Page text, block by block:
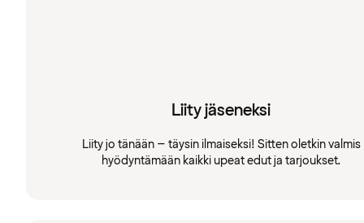
Liity jäseneksi
Liity jo tänään – täysin ilmaiseksi! Sitten oletkin valmis
hyödyntämään kaikki upeat edut ja tarjoukset.